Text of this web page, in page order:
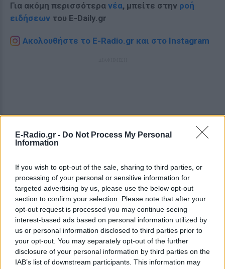
E-Radio.gr - Do Not Process My Personal
Information
If you wish to opt-out of the sale, sharing to third parties, or
processing of your personal or sensitive information for
targeted advertising by us, please use the below opt-out
section to confirm your selection. Please note that after your
opt-out request is processed you may continue seeing
interest-based ads based on personal information utilized by
us or personal information disclosed to third parties prior to
your opt-out. You may separately opt-out of the further
disclosure of your personal information by third parties on the
IAB’s list of downstream participants. This information may
Για ακόμη περισσότερα νέα, μπείτε στην ροή
ειδήσεων του E-Daily.gr
Ακολουθήστε το E-Radio.gr και στο Instagram